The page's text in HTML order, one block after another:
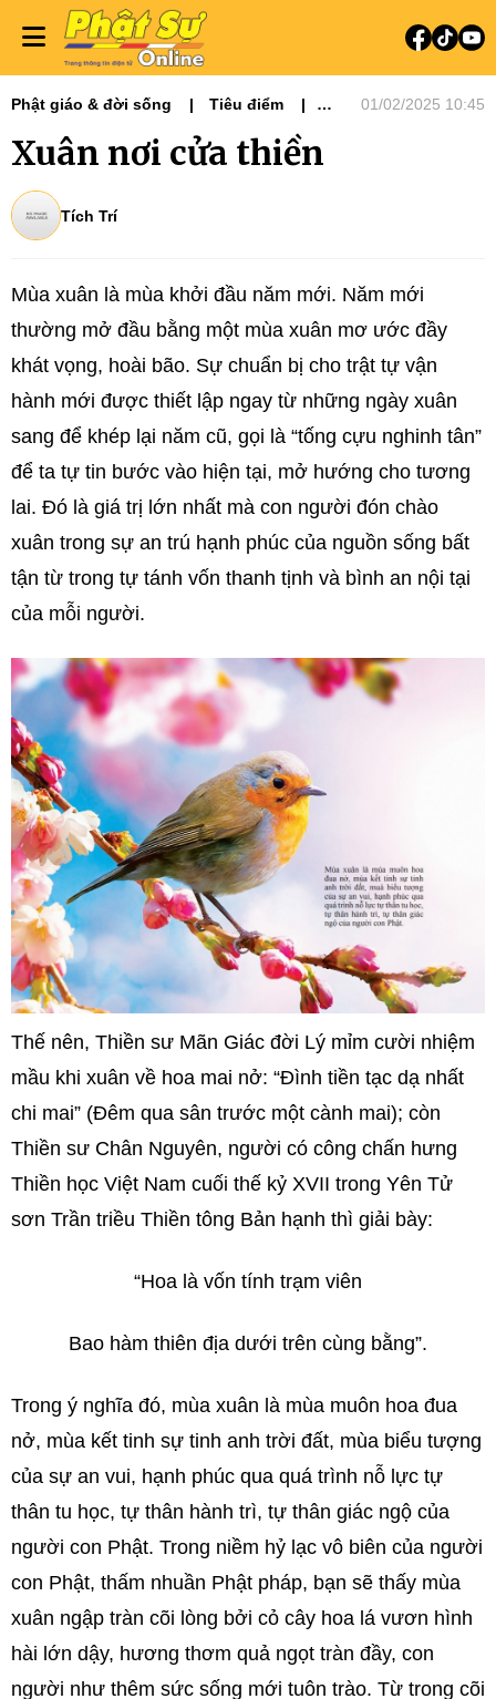
Phật giáo & đời sống
Tiêu điểm
01/02/2025 10:45
Xuân nơi cửa thiền
Tích Trí
Mùa xuân là mùa khởi đầu năm mới. Năm mới
thường mở đầu bằng một mùa xuân mơ ước đầy
khát vọng, hoài bão. Sự chuẩn bị cho trật tự vận
hành mới được thiết lập ngay từ những ngày xuân
sang để khép lại năm cũ, gọi là “tống cựu nghinh tân”
để ta tự tin bước vào hiện tại, mở hướng cho tương
lai. Đó là giá trị lớn nhất mà con người đón chào
xuân trong sự an trú hạnh phúc của nguồn sống bất
tận từ trong tự tánh vốn thanh tịnh và bình an nội tại
của mỗi người.
Thế nên, Thiền sư Mãn Giác đời Lý mỉm cười nhiệm
mầu khi xuân về hoa mai nở: “Đình tiền tạc dạ nhất
chi mai” (Đêm qua sân trước một cành mai); còn
Thiền sư Chân Nguyên, người có công chấn hưng
Thiền học Việt Nam cuối thế kỷ XVII trong Yên Tử
sơn Trần triều Thiền tông Bản hạnh thì giải bày:
“Hoa là vốn tính trạm viên
Bao hàm thiên địa dưới trên cùng bằng”.
Trong ý nghĩa đó, mùa xuân là mùa muôn hoa đua
nở, mùa kết tinh sự tinh anh trời đất, mùa biểu tượng
của sự an vui, hạnh phúc qua quá trình nỗ lực tự
thân tu học, tự thân hành trì, tự thân giác ngộ của
người con Phật. Trong niềm hỷ lạc vô biên của người
con Phật, thấm nhuần Phật pháp, bạn sẽ thấy mùa
xuân ngập tràn cõi lòng bởi cỏ cây hoa lá vươn hình
hài lớn dậy, hương thơm quả ngọt tràn đầy, con
người như thêm sức sống mới tuôn trào. Từ trong cõi